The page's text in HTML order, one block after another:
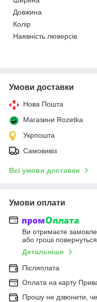
Довжина
Колір
Наявність люверсів
Умови доставки
Нова Пошта
Магазини Rozetka
Укрпошта
Самовивіз
Всі умови доставки
Умови оплати
Ви отримаєте
або гроші
Детальніше
Післяплата
Оплата на карту
Прошу не дзвонити,